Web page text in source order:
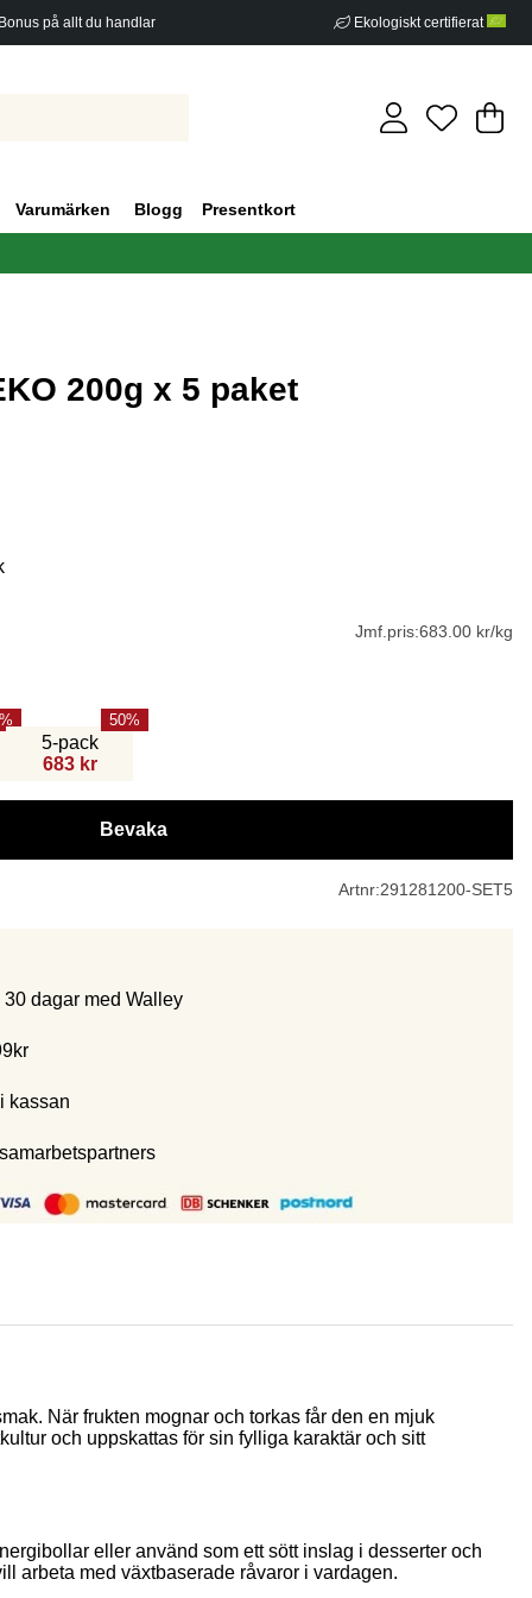
på allt du handlar Ekologiskt certifierat
.
Varumärken Blogg Presentkort
200g x 5 paket
Jmf.pris:683.00 kr/kg
5-pack
683 kr
50
Bevaka
Artnr:291281200-SET5
dagar med Walley
kassan
När frukten mognar och torkas får den en mjuk
och uppskattas för sin fylliga karaktär och sitt
eller använd som ett sött inslag i desserter och
arbeta med växtbaserade råvaror i vardagen.